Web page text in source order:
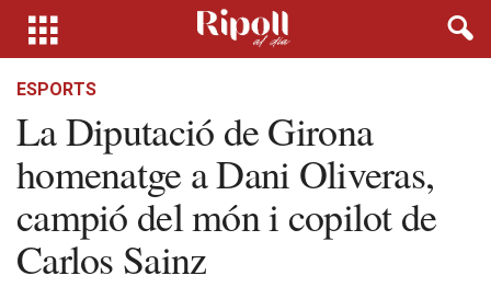
ESPORTS
La Diputació de Girona
homenatge a Dani Oliveras,
campió del món i copilot de
Carlos Sainz